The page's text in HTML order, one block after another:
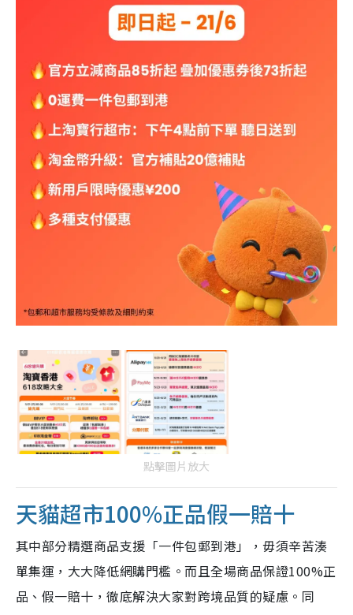
點擊圖片放大
天貓超市100%正品假一賠十
其中部分精選商品支援「一件包郵到港」，毋須辛苦湊
單集運，大大降低網購門檻。而且全場商品保證100%正
品、假一賠十，徹底解決大家對跨境品質的疑慮。同